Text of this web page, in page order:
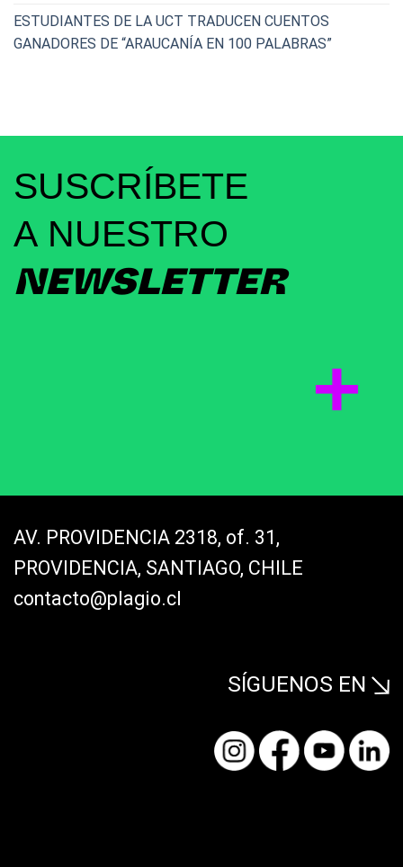
ESTUDIANTES DE LA UCT TRADUCEN CUENTOS
GANADORES DE “ARAUCANÍA EN 100 PALABRAS”
SUSCRÍBETE
A NUESTRO
NEWSLETTER
AV. PROVIDENCIA 2318, of. 31,
PROVIDENCIA, SANTIAGO, CHILE
contacto@plagio.cl
SÍGUENOS EN